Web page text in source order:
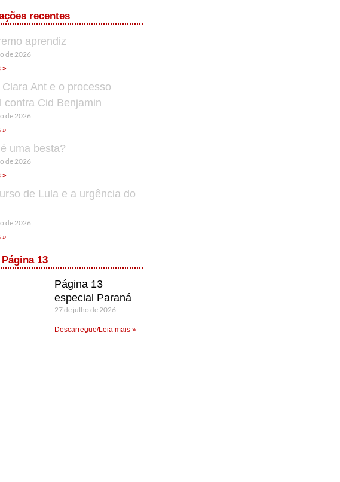
recentes
aprendiz
de 2026
»
Ant e o processo
contra Cid Benjamin
de 2026
»
uma besta?
de 2026
»
de Lula e a urgência do
de 2026
»
13
Página 13
especial Paraná
27 de julho de 2026
Descarregue/Leia mais »